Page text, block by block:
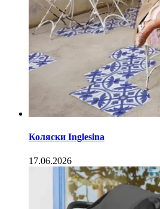
Коляски Inglesina
17.06.2026